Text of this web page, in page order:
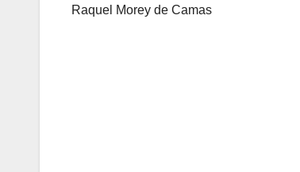
Raquel Morey de Camas